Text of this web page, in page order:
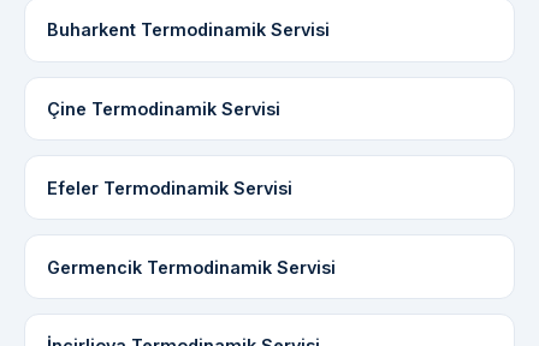
Buharkent Termodinamik Servisi
Çine Termodinamik Servisi
Efeler Termodinamik Servisi
Germencik Termodinamik Servisi